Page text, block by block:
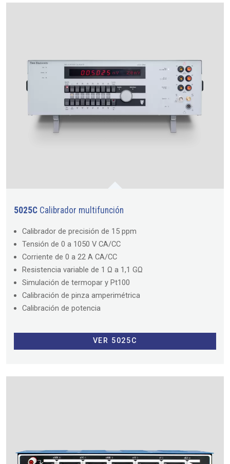
5025C Calibrador multifunción
Calibrador de precisión de 15 ppm
Tensión de 0 a 1050 V CA/CC
Corriente de 0 a 22 A CA/CC
Resistencia variable de 1 Ω a 1,1 GΩ
Simulación de termopar y Pt100
Calibración de pinza amperimétrica
Calibración de potencia
VER 5025C